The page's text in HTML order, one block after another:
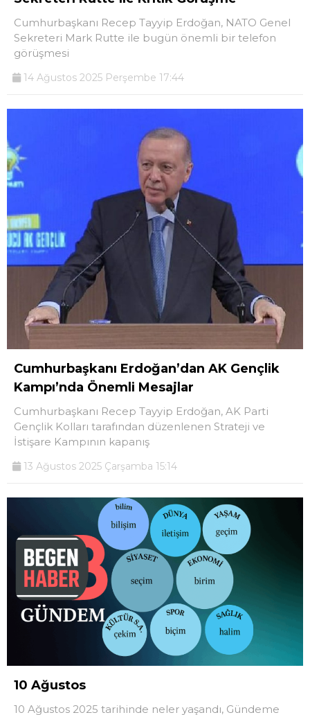
Cumhurbaşkanı Recep Tayyip Erdoğan, NATO Genel
Sekreteri Mark Rutte ile bugün önemli bir telefon
görüşmesi
14 Ağustos 2025 Perşembe 17:44
Cumhurbaşkanı Erdoğan’dan AK Gençlik
Kampı’nda Önemli Mesajlar
Cumhurbaşkanı Recep Tayyip Erdoğan, AK Parti
Gençlik Kolları tarafından düzenlenen Strateji ve
İstişare Kampının kapanış
13 Ağustos 2025 Çarşamba 15:14
10 Ağustos
10 Ağustos 2025 tarihinde neler yaşandı, Gündeme